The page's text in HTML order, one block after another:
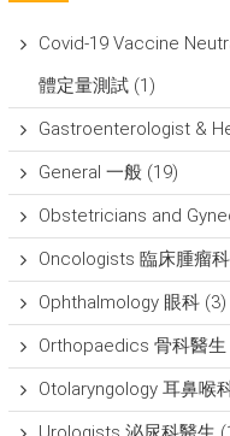
Covid-19 Vaccine
體定量測試(1)
Gastroenterologist &
General 一般(19)
Obstetricians and
Oncologists 臨床腫瘤
Ophthalmology 眼科(3)
Orthopaedics 骨科醫生
Otolaryngology 耳鼻喉